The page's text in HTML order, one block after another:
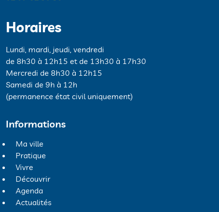
Horaires
Lundi, mardi, jeudi, vendredi
de 8h30 à 12h15 et de 13h30 à 17h30
Mercredi de 8h30 à 12h15
Samedi de 9h à 12h
(permanence état civil uniquement)
Informations
Ma ville
Pratique
Vivre
Découvrir
Agenda
Actualités